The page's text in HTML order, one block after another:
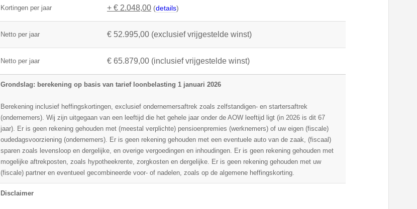
Kortingen per jaar + € 2.048,00 (details)
Netto per jaar € 52.995,00 (exclusief vrijgestelde winst)
Netto per jaar € 65.879,00 (inclusief vrijgestelde winst)
Grondslag: berekening op basis van tarief loonbelasting 1 januari 2026
Berekening inclusief heffingskortingen, exclusief ondernemersaftrek zoals zelfstandigen- en startersaftrek
(ondernemers). Wij zijn uitgegaan van een leeftijd die het gehele jaar onder de AOW leeftijd ligt (in 2026 is dit 67
jaar). Er is geen rekening gehouden met (meestal verplichte) pensioenpremies (werknemers) of uw eigen (fiscale)
oudedagsvoorziening (ondernemers). Er is geen rekening gehouden met een eventuele auto van de zaak, (fiscaal)
sparen zoals levensloop en dergelijke, en overige vergoedingen en inhoudingen. Er is geen rekening gehouden met
mogelijke aftrekposten, zoals hypotheekrente, zorgkosten en dergelijke. Er is geen rekening gehouden met uw
(fiscale) partner en eventueel gecombineerde voor- of nadelen, zoals op de algemene heffingskorting.
Disclaimer